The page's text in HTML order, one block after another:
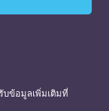
บข้อมูลเพิ่มเติมที่